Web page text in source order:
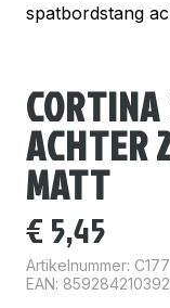
spatbordstang
ACHTER
MATT
€ 5,45
Artikelnummer:
EAN: